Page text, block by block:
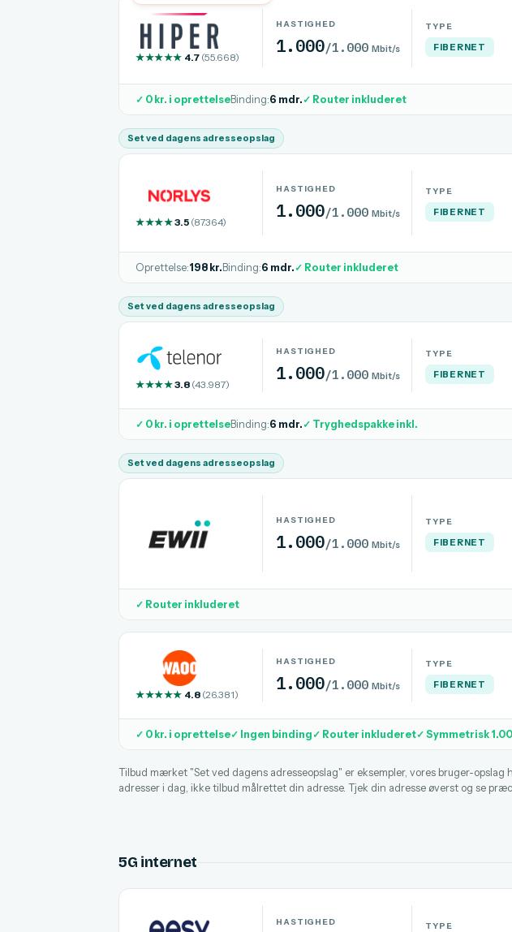
★★★★★ 4.7 (55.668)
HASTIGHED
1.000/1.000 Mbit/s
TYPE
FIBERNET
✓ 0 kr. i oprettelseBinding:6 mdr.✓ Router inkluderet
Set ved dagens adresseopslag
★★★★3.5 (87.364)
HASTIGHED
1.000/1.000 Mbit/s
TYPE
FIBERNET
Oprettelse:198 kr. Binding:6 mdr.✓ Router inkluderet
Set ved dagens adresseopslag
★★★★3.8 (43.987)
HASTIGHED
1.000/1.000 Mbit/s
TYPE
FIBERNET
✓ 0 kr. i oprettelseBinding:6 mdr.✓ Tryghedspakke inkl.
Set ved dagens adresseopslag
HASTIGHED
1.000/1.000 Mbit/s
TYPE
FIBERNET
✓ Router inkluderet
★★★★★ 4.8 (26.381)
HASTIGHED
1.000/1.000 Mbit/s
TYPE
FIBERNET
✓ 0 kr. i oprettelse✓ Ingen binding✓ Router inkluderet✓ Symmetrisk
Tilbud mærket "Set ved dagens adresseopslag" er eksempler, vores bruger-opslag
adresser i dag, ikke tilbud målrettet din adresse. Tjek din adresse øverst og se
5G internet
HASTIGHED TYPE